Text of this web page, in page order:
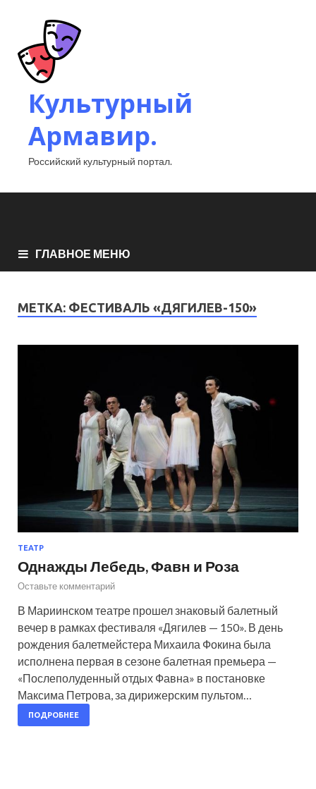
Культурный
Армавир.
Российский культурный портал.
ГЛАВНОЕ МЕНЮ
МЕТКА: ФЕСТИВАЛЬ «ДЯГИЛЕВ-150»
ТЕАТР
Однажды Лебедь, Фавн и Роза
Оставьте комментарий
В Мариинском театре прошел знаковый балетный
вечер в рамках фестиваля «Дягилев — 150». В день
рождения балетмейстера Михаила Фокина была
исполнена первая в сезоне балетная премьера —
«Послеполуденный отдых Фавна» в постановке
Максима Петрова, за дирижерским пультом…
ПОДРОБНЕЕ